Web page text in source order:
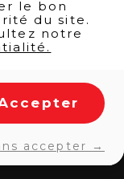
le bon
du site.
notre
accepter →